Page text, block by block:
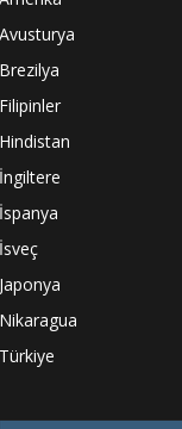
Avusturya
Brezilya
Filipinler
Hindistan
İngiltere
İspanya
İsveç
Japonya
Nikaragua
Türkiye